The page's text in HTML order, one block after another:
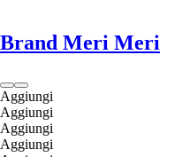
Brand Meri Meri
Aggiungi
Aggiungi
Aggiungi
Aggiungi